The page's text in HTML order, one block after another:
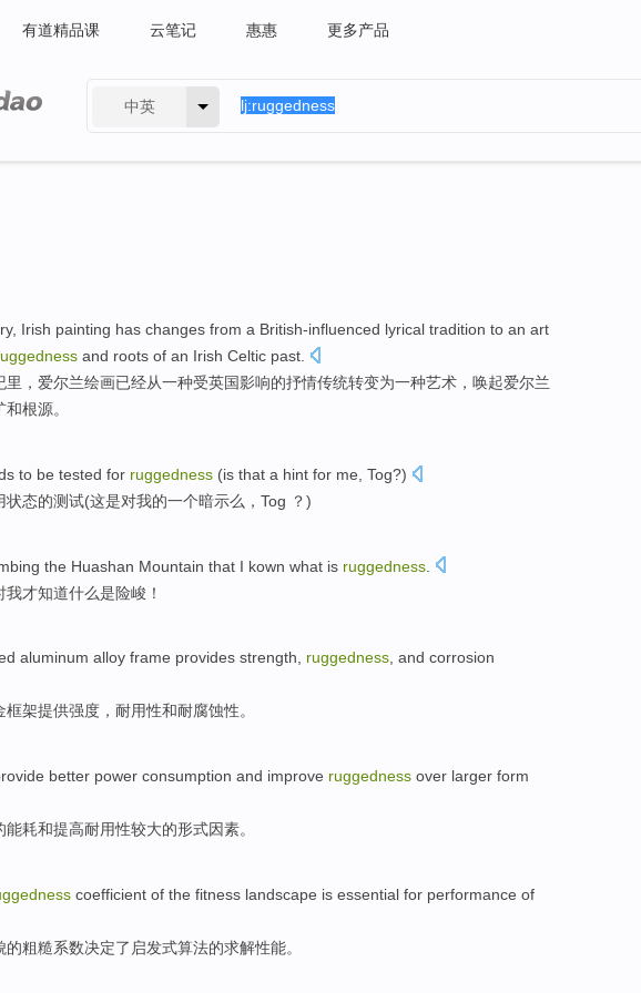
有道精品课 云笔记 惠惠 更多产品
中英
, Irish painting has changes from a British-influenced lyrical tradition to an art
and roots of an Irish Celtic past.
里 ， 爱尔兰绘画已经从一种受英国影响的抒情传统转变为一种艺术 ， 唤起爱尔兰
和根源。
to be tested for ruggedness (is that a hint for me Tog?)
状态的测试(这是对我的一个暗示么， Tog ？)
the Huashan Mountain that I kown what is ruggedness
我才知道什么是险峻 ！
aluminum alloy frame provides strength, ruggedness, and corrosion
框架提供强度 ， 耐用性和耐腐蚀性。
better power consumption and improve ruggedness over larger form
能耗和提高耐用性较大的形式因素。
coefficient of the fitness landscape is essential for performance of
的粗糙系数决定了 启发式算法的求解性能。